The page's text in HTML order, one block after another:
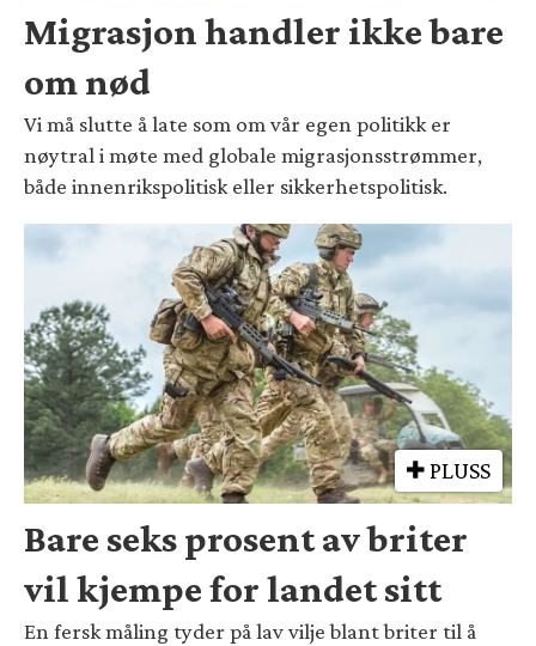
Migrasjon handler ikke bare
om nød
Vi må slutte å late som om vår egen politikk er
nøytral i møte med globale migrasjonsstrømmer,
både innenrikspolitisk eller sikkerhetspolitisk.
PLUSS
Bare seks prosent av briter
vil kjempe for landet sitt
En fersk måling tyder på lav vilje blant briter til å